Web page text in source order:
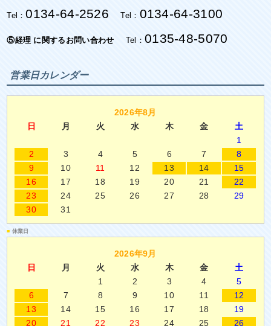
Tel：0134-64-2526 Tel： 0134-64-3100
⑤経理 に関するお問い合わせ Tel： 0135-48-5070
営業日カレンダー
2026年8月
日
月 火 水 木 金
土
1
2
3 4 5 6 7
8
9
10 11 12 13 14
15
16
17 18 19 20 21
22
23
24 25 26 27 28
29
30
31
■ 休業日
2026年9月
日
月 火 水 木 金
土
1
2 3 4
5
6
7 8 9 10 11
12
13
14 15 16 17 18
19
20
21 22 23 24 25
26